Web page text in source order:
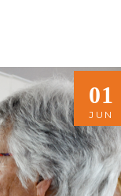
01
JUN
01
JUN